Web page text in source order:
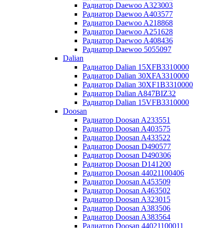
Радиатор Daewoo A323003
Радиатор Daewoo A403577
Радиатор Daewoo A218868
Радиатор Daewoo A251628
Радиатор Daewoo A408436
Радиатор Daewoo 5055097
Dalian
Радиатор Dalian 15XFB3310000
Радиатор Dalian 30XFA3310000
Радиатор Dalian 30XF1B3310000
Радиатор Dalian A847BIZ32
Радиатор Dalian 15VFB3310000
Doosan
Радиатор Doosan A233551
Радиатор Doosan A403575
Радиатор Doosan A433522
Радиатор Doosan D490577
Радиатор Doosan D490306
Радиатор Doosan D141200
Радиатор Doosan 44021100406
Радиатор Doosan A453509
Радиатор Doosan A463502
Радиатор Doosan A323015
Радиатор Doosan A383506
Радиатор Doosan A383564
Радиатор Doosan 44021100011